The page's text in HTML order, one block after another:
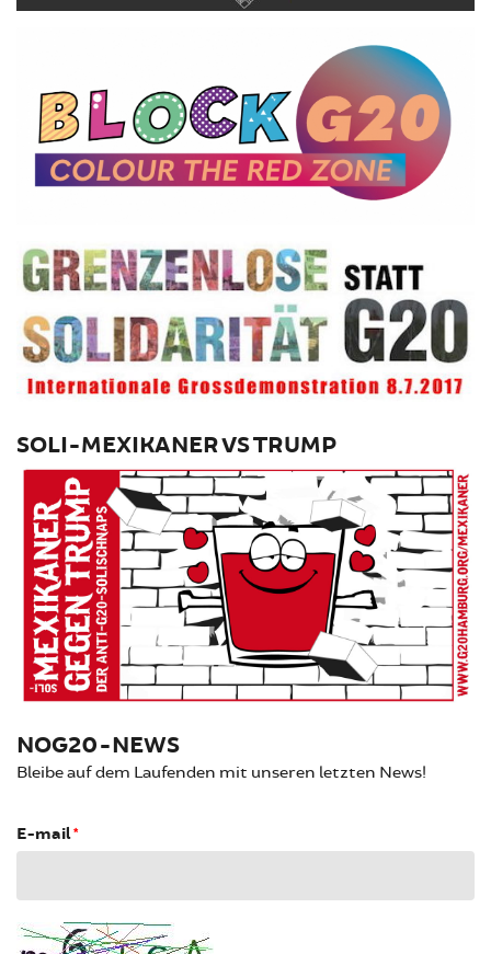
SOLI-MEXIKANER VS TRUMP
NOG20-NEWS
Bleibe auf dem Laufenden mit unseren letzten News!
E-mail*